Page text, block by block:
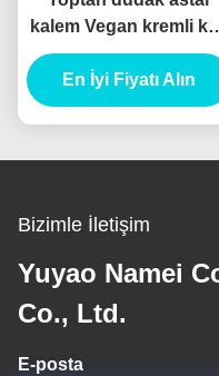
kalem Vegan kremli
Su geçirmez Özel Logo
Özel etiket
En İyi Fiyatı Alın
Bizimle İletişim
Yuyao Namei
Co., Ltd.
E-posta